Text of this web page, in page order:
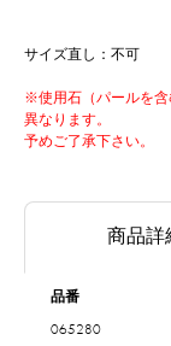
サイズ直し：不可
※使用石（パールを
異なります。
予めご了承下さい。
商品詳
品番
065280